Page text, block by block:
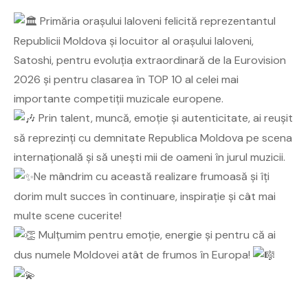
Primăria orașului Ialoveni felicită reprezentantul
Republicii Moldova și locuitor al orașului Ialoveni,
Satoshi, pentru evoluția extraordinară de la Eurovision
2026 și pentru clasarea în TOP 10 al celei mai
importante competiții muzicale europene.
Prin talent, muncă, emoție și autenticitate, ai reușit
să reprezinți cu demnitate Republica Moldova pe scena
internațională și să unești mii de oameni în jurul muzicii.
Ne mândrim cu această realizare frumoasă și îți
dorim mult succes în continuare, inspirație și cât mai
multe scene cucerite!
Mulțumim pentru emoție, energie și pentru că ai
dus numele Moldovei atât de frumos în Europa!